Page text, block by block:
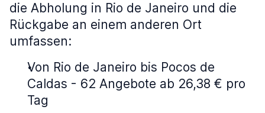
die Abholung in Rio de Janeiro und die
Rückgabe an einem anderen Ort
umfassen:
Von Rio de Janeiro bis Pocos de
Caldas - 62 Angebote ab 26,38 € pro
Tag